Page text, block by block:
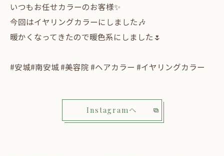
いつもお任せカラーのお客様✨
今回はイヤリングカラーにしました🎶
暖かくなってきたので暖色系にしました🌷
#安城#南安城 #美容院 #ヘアカラー #イヤリングカラー
Instagramへ